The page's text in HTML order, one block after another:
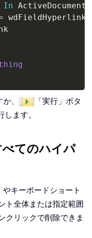
In ActiveDocument
wdFieldHyperlink
、
「実行」ボタ
ます。
てのハイパ
キーボードショート
ト全体または指定範囲
クリックで削除できま